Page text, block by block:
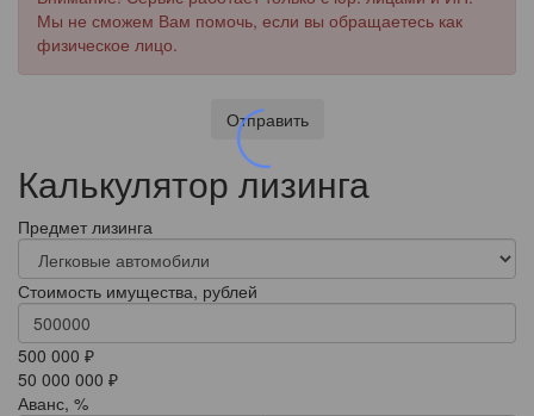
Мы не сможем Вам помочь, если вы обращаетесь как
физическое лицо.
Отправить
Калькулятор лизинга
Предмет лизинга
Стоимость имущества, рублей
500 000 ₽
50 000 000 ₽
Аванс, %